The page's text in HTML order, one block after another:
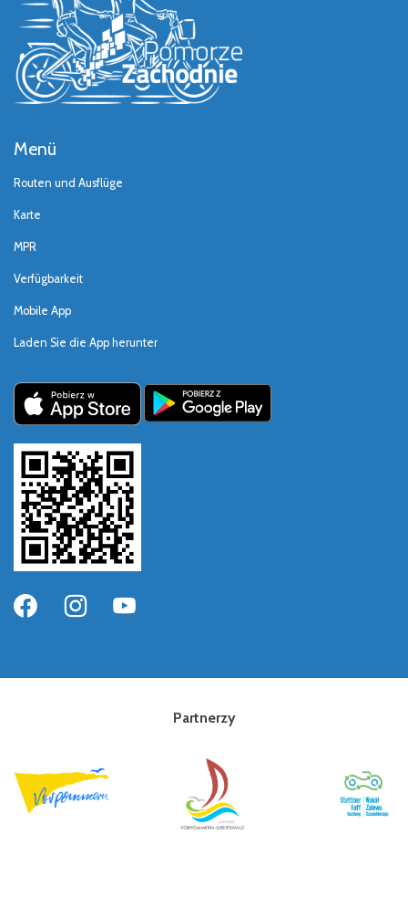
Menü
Routen und Ausflüge
Karte
MPR
Verfügbarkeit
Mobile App
Laden Sie die App herunter
Partnerzy